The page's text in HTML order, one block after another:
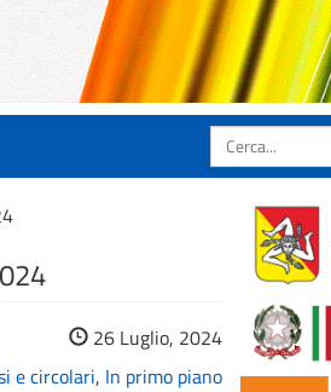
Cerca
26 Luglio, 2024
e circolari, In primo piano